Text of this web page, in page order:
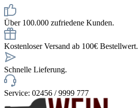
Über 100.000 zufriedene Kunden.
Kostenloser Versand ab 100€ Bestellwert.
Schnelle Lieferung.
Service: 02456 / 9999 777